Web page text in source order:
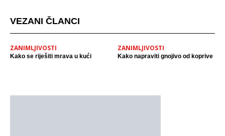
VEZANI ČLANCI
ZANIMLJIVOSTI
Kako se riješiti mrava u kući
ZANIMLJIVOSTI
Kako napraviti gnojivo od koprive